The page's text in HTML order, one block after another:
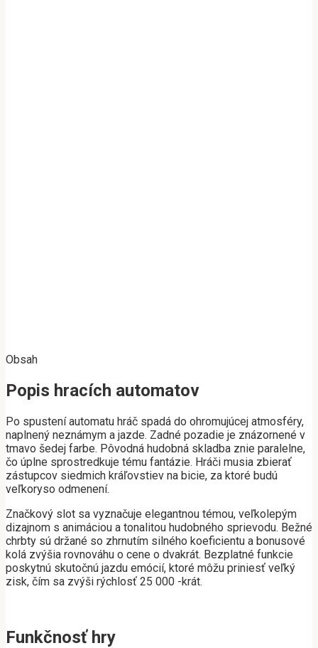
Obsah
Popis hracích automatov
Po spustení automatu hráč spadá do ohromujúcej atmosféry,
naplnený neznámym a jazde. Zadné pozadie je znázornené v
tmavo šedej farbe. Pôvodná hudobná skladba znie paralelne,
čo úplne sprostredkuje tému fantázie. Hráči musia zbierať
zástupcov siedmich kráľovstiev na bicie, za ktoré budú
veľkoryso odmenení.
Značkový slot sa vyznačuje elegantnou témou, veľkolepým
dizajnom s animáciou a tonalitou hudobného sprievodu. Bežné
chrbty sú držané so zhrnutím silného koeficientu a bonusové
kolá zvýšia rovnováhu o cene o dvakrát. Bezplatné funkcie
poskytnú skutočnú jazdu emócií, ktoré môžu priniesť veľký
zisk, čím sa zvýši rýchlosť 25 000 -krát.
Funkčnosť hry